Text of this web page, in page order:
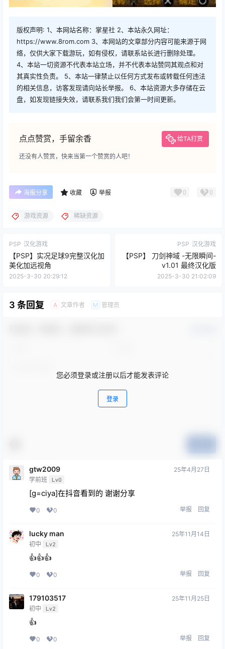
版权声明: 1、本网站名称：掌星社 2、本站永久网址：
https://www.8rom.com 3、本网站的文章部分内容可能来源于网
络，仅供大家下载游玩，如有侵权，请联系站长进行删除处理。
4、本站一切资源不代表本站立场，并不代表本站赞同其观点和对
其真实性负责。 5、本站一律禁止以任何方式发布或转载任何违法
的相关信息，访客发现请向站长举报。 6、本站资源大多存储在云
盘，如发现链接失效，请联系我们我们会第一时间更新。
点点赞赏，手留余香 给TA打赏
还没有人赞赏，快来当第一个赞赏的人吧！
海报分享 收藏 举报 0 0
游戏资源 稀缺资源
PSP 汉化游戏
【PSP】实况足球9完整汉化加
美化加远视角
2025-3-30 20:29:12
PSP 汉化游戏
【PSP】 刀剑神域 -无限瞬间-
v1.01 最终汉化版
2025-3-30 21:02:09
3 条回复 A 文章作者 M 管理员
您必须登录或注册以后才能发表评论
登录
gtw2009
学前班 Lv0
25年4月27日
[g=ciya]在抖音看到的 谢谢分享
0 0 举报 回复
lucky man
初中 Lv2
25年11月14日
👍👍👍
0 0 举报 回复
179103517
初中 Lv2
25年11月25日
👍
0 0 举报 回复